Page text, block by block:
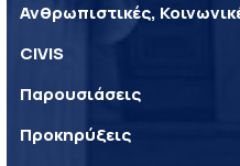
Ανθρωπιστικές,
CIVIS
Παρουσιάσεις
Προκηρύξεις